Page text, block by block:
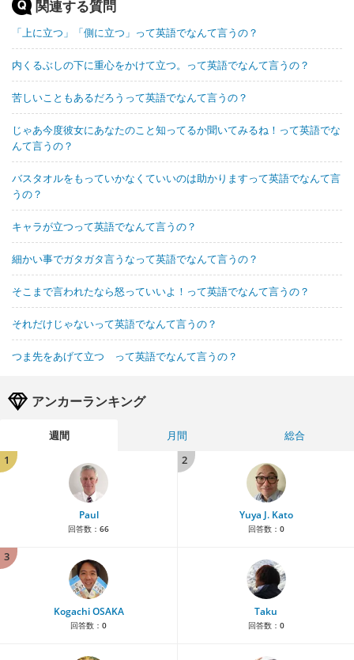
関連する質問
「上に立つ」「側に立つ」って英語でなんて言うの？
内くるぶしの下に重心をかけて立つ。って英語でなんて言うの？
苦しいこともあるだろうって英語でなんて言うの？
じゃあ今度彼女にあなたのこと知ってるか聞いてみるね！って英語でな
んて言うの？
バスタオルをもっていかなくていいのは助かりますって英語でなんて言
うの？
キャラが立つって英語でなんて言うの？
細かい事でガタガタ言うなって英語でなんて言うの？
そこまで言われたなら怒っていいよ！って英語でなんて言うの？
それだけじゃないって英語でなんて言うの？
つま先をあげて立つ って英語でなんて言うの？
アンカーランキング
週間 月間
総合
1
Paul
回答数： 66
2
Yuya J. Kato
回答数： 0
3
Kogachi OSAKA
回答数： 0
Taku
回答数： 0